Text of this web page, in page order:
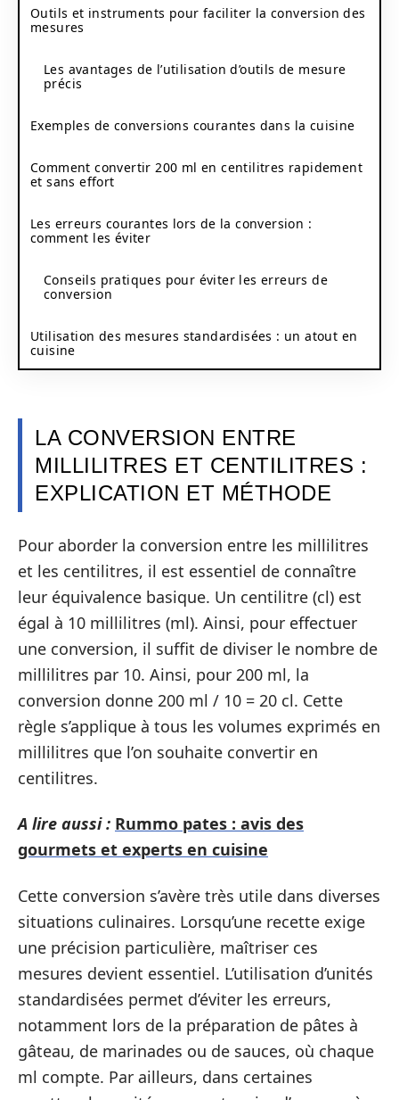
Outils et instruments pour faciliter la conversion des
mesures
Les avantages de l’utilisation d’outils de mesure
précis
Exemples de conversions courantes dans la cuisine
Comment convertir 200 ml en centilitres rapidement
et sans effort
Les erreurs courantes lors de la conversion :
comment les éviter
Conseils pratiques pour éviter les erreurs de
conversion
Utilisation des mesures standardisées : un atout en
cuisine
LA CONVERSION ENTRE
MILLILITRES ET CENTILITRES :
EXPLICATION ET MÉTHODE
Pour aborder la conversion entre les millilitres
et les centilitres, il est essentiel de connaître
leur équivalence basique. Un centilitre (cl) est
égal à 10 millilitres (ml). Ainsi, pour effectuer
une conversion, il suffit de diviser le nombre de
millilitres par 10. Ainsi, pour 200 ml, la
conversion donne 200 ml / 10 = 20 cl. Cette
règle s’applique à tous les volumes exprimés en
millilitres que l’on souhaite convertir en
centilitres.
A lire aussi : Rummo pates : avis des
gourmets et experts en cuisine
Cette conversion s’avère très utile dans diverses
situations culinaires. Lorsqu’une recette exige
une précision particulière, maîtriser ces
mesures devient essentiel. L’utilisation d’unités
standardisées permet d’éviter les erreurs,
notamment lors de la préparation de pâtes à
gâteau, de marinades ou de sauces, où chaque
ml compte. Par ailleurs, dans certaines